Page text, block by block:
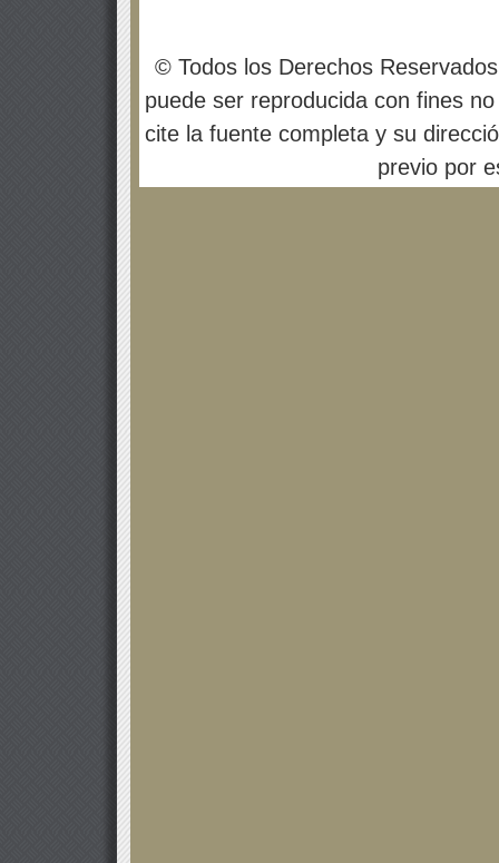
© Todos los Derechos
puede ser reproducida con fines
cite la fuente completa y su
previo por